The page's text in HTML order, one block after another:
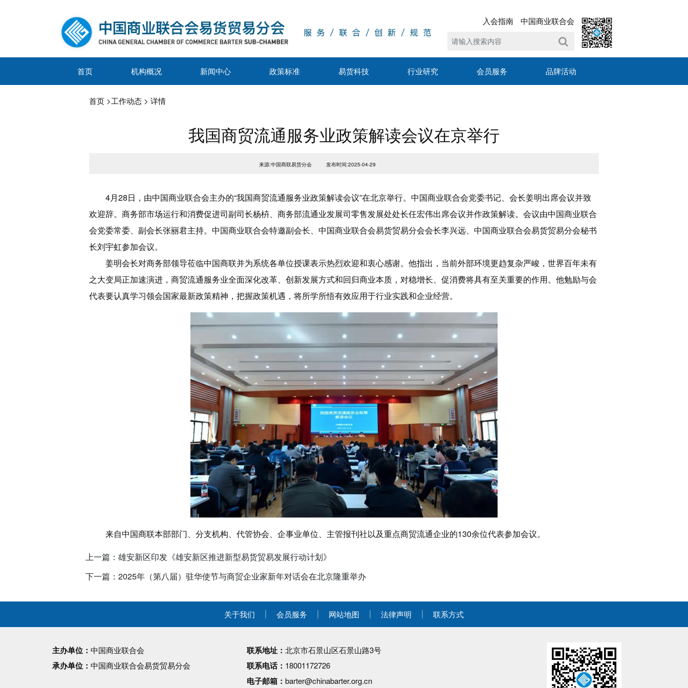
入会指南 中国商业联合会
首页 机构概况 新闻中心 政策标准 易货科技 行业研究 会员服务 品牌活动
首页 >工作动态 > 详情
我国商贸流通服务业政策解读会议在京举行
来源:中国商联易货分会 发布时间:2025-04-29
4月28日，由中国商业联合会主办的“我国商贸流通服务业政策解读会议”在北京举行。中国商业联合会党委书记、会长姜明出席会议并致
欢迎辞。商务部市场运行和消费促进司副司长杨枿、商务部流通业发展司零售发展处处长任宏伟出席会议并作政策解读。会议由中国商业联合
会党委常委、副会长张丽君主持。中国商业联合会特邀副会长、中国商业联合会易货贸易分会会长李兴远、中国商业联合会易货贸易分会秘书
长刘宇虹参加会议。
姜明会长对商务部领导莅临中国商联并为系统各单位授课表示热烈欢迎和衷心感谢。他指出，当前外部环境更趋复杂严峻，世界百年未有
之大变局正加速演进，商贸流通服务业全面深化改革、创新发展方式和回归商业本质，对稳增长、促消费将具有至关重要的作用。他勉励与会
代表要认真学习领会国家最新政策精神，把握政策机遇，将所学所悟有效应用于行业实践和企业经营。
来自中国商联本部部门、分支机构、代管协会、企事业单位、主管报刊社以及重点商贸流通企业的130余位代表参加会议。‌
上一篇：雄安新区印发《雄安新区推进新型易货贸易发展行动计划》
下一篇：2025年（第八届）驻华使节与商贸企业家新年对话会在北京隆重举办
关于我们 会员服务 网站地图 法律声明 联系方式
主办单位： 中国商业联合会
承办单位： 中国商业联合会易货贸易分会
联系地址： 北京市石景山区石景山路3号
联系电话： 18001172726
电子邮箱： barter@chinabarter.org.cn